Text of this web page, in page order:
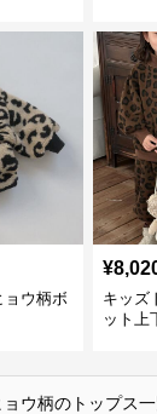
ョウ柄ボ
¥
キッズ
ット上
ョウ柄のトップス